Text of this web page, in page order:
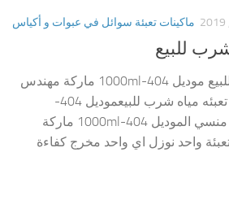
ماكينات تعبئة سوائل في عبوات و أكياس
للبيع
مكينه تعبئه مياه شرب للبيع موديل 404-1000ml ماركة مهندس
منسي مواصفات مكينه تعبئه مياه شرب للبيعموديل 404-
1000ml ماركة مهندس منسي الموديل 404-1000ml ماركة
واحد نوزل اي واحد مخرج كفاءة